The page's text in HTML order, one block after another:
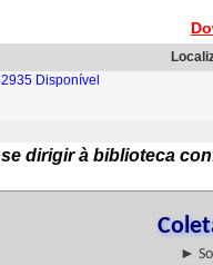
Disponível
dirigir à biblioteca
►